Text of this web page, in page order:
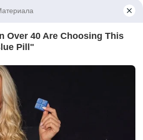
день по кирпичику. И не
работу в детский центр –
мастер-классы. Оказалось,
рукоделию, которую в
теперь приносила не
и радость – и ей, и детям.